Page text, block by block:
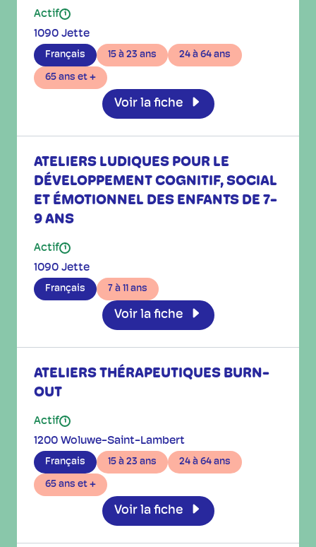
Actif i
1090 Jette
Français 15 à 23 ans 24 à 64 ans
65 ans et +
Voir la fiche
ATELIERS LUDIQUES POUR LE
DÉVELOPPEMENT COGNITIF, SOCIAL
ET ÉMOTIONNEL DES ENFANTS DE 7-
9 ANS
Actif i
1090 Jette
Français 7 à 11 ans
Voir la fiche
ATELIERS THÉRAPEUTIQUES BURN-
OUT
Actif i
1200 Woluwe-Saint-Lambert
Français 15 à 23 ans 24 à 64 ans
65 ans et +
Voir la fiche